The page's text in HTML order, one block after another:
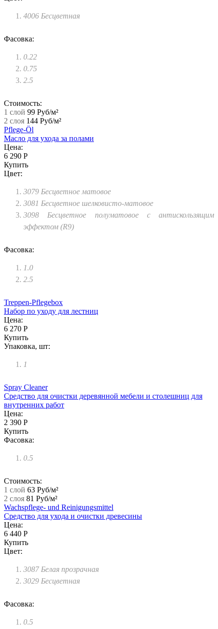
4006 Бесцветная
Фасовка:
0.22
0.75
2.5
Стоимость:
1 слой 99 Руб/м²
2 слоя 144 Руб/м²
Pflege-Öl
Масло для ухода за полами
Цена:
6 290 Р
Купить
Цвет:
3079 Бесцветное матовое
3081 Бесцветное шелковисто-матовое
3098 Бесцветное полуматовое с антискользящим
эффектом (R9)
Фасовка:
1.0
2.5
Treppen-Pflegebox
Набор по уходу для лестниц
Цена:
6 270 Р
Купить
Упаковка, шт:
1
Spray Cleaner
Средство для очистки деревянной мебели и столешниц для
внутренних работ
Цена:
2 390 Р
Купить
Фасовка:
0.5
Стоимость:
1 слой 63 Руб/м²
2 слоя 81 Руб/м²
Wachspflege- und Reinigungsmittel
Средство для ухода и очистки древесины
Цена:
6 440 Р
Купить
Цвет:
3087 Белая прозрачная
3029 Бесцветная
Фасовка:
0.5